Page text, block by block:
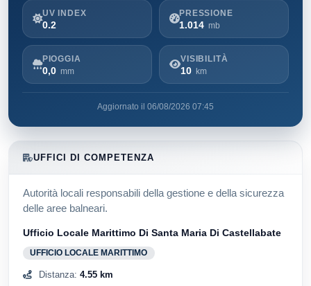
UV INDEX
0.2
PRESSIONE
1.014 mb
PIOGGIA
0,0 mm
VISIBILITÀ
10 km
Aggiornato il 06/08/2026 07:45
UFFICI DI COMPETENZA
Autorità locali responsabili della gestione e della sicurezza
delle aree balneari.
Ufficio Locale Marittimo Di Santa Maria Di Castellabate
UFFICIO LOCALE MARITTIMO
Distanza: 4.55 km